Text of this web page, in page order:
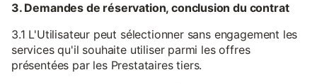
3. Demandes de réservation, conclusion du contrat
3.1 L'Utilisateur peut sélectionner sans engagement les
services qu'il souhaite utiliser parmi les offres
présentées par les Prestataires tiers.